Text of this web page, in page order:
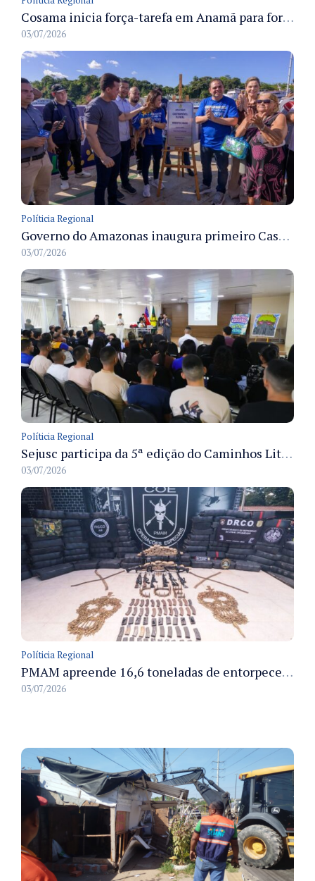
Cosama inicia força-tarefa em Anamã para fortalecer abastecimento de água e segurança hídrica da população
03/07/2026
Políticia Regional
Governo do Amazonas inaugura primeiro Castramóvel Fluvial para atendimento veterinário às comunidades ribeirinhas e castração gratuita
03/07/2026
Políticia Regional
Sejusc participa da 5ª edição do Caminhos Literários com foco na cultura hip-hop nas unidades socioeducativas
03/07/2026
Políticia Regional
PMAM apreende 16,6 toneladas de entorpecentes e registra aumento nas prisões em flagrante e nas capturas de foragidos no primeiro semestre de 2026
03/07/2026